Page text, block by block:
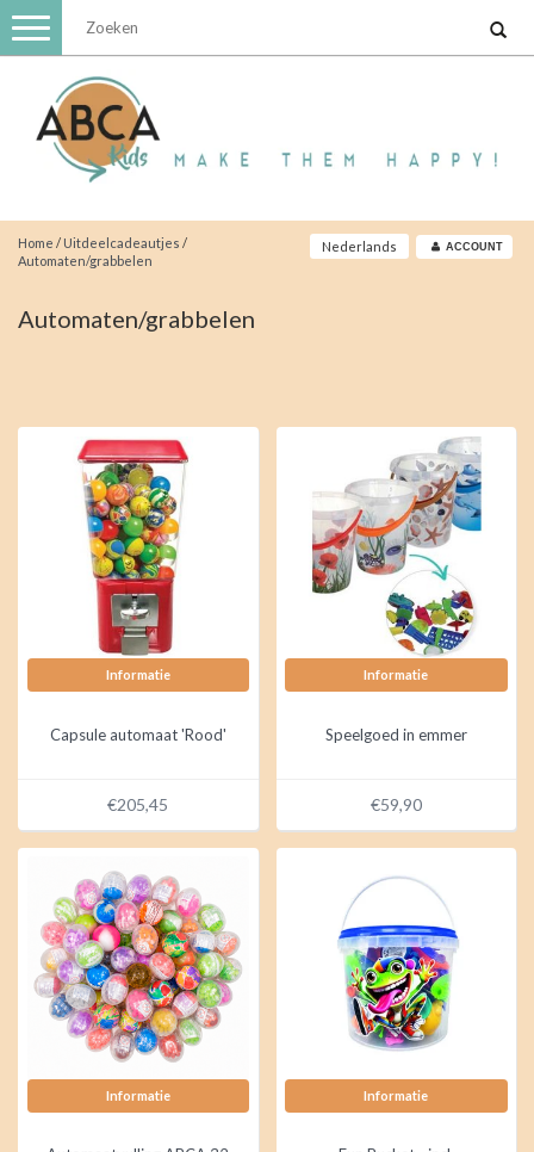
Toggle
navigation
Home / Uitdeelcadeautjes /
Automaten/grabbelen
Nederlands ACCOUNT
Automaten/grabbelen
Informatie
Capsule automaat 'Rood'
€205,45
Informatie
Speelgoed in emmer
€59,90
Informatie Informatie